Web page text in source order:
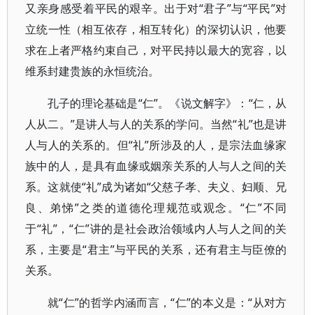
又亲身感受着平民的艰辛。出于对“君子”与“平民”对
立统一性（相互依存，相互转化）的深切认识，他要
求在上者严格约束自己，对平民持以最大的宽容，以
维系封建贵族的永恒统治。
孔子的理论基础是“仁”。《说文解字》：“仁，从
人从二。”是讲人与人的关系的学问。当然“礼”也是讲
人与人的关系的。但“礼”所涉及的人，是宗法血缘家
族中的人，是具有血缘或姻亲关系的人与人之间的关
系。这就使“礼”成为诸如“父慈子孝、夫义、妇顺、兄
良、弟悌”之类的道德伦理规范或观念。“仁”不同
于“礼”，“仁”讲的是社会政治领域内人与人之间的关
系，主要是“君主”与平民的关系，还有君主与臣僚的
关系。
就“仁”的哲学内涵而言，“仁”的本义是：“从对方